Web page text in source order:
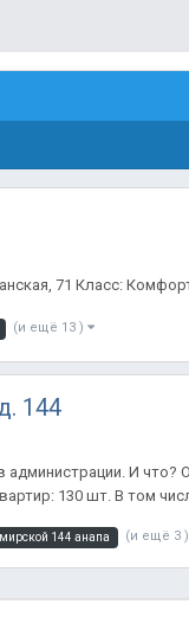
71 Класс:
(и ещё 13 )
144
И
130 шт. В том
144 анапа (и ещё 3 )